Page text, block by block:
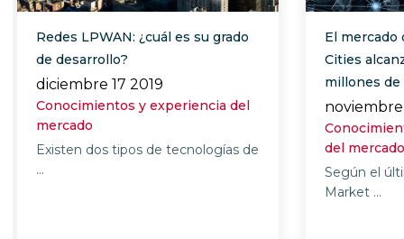
Redes LPWAN: ¿cuál es su
grado de desarrollo?
diciembre 17 2019
Conocimientos y experiencia
del mercado
Existen dos tipos de tecnologías
El mercado
Cities
millones de
noviembre
mercado
Según el
Market ...